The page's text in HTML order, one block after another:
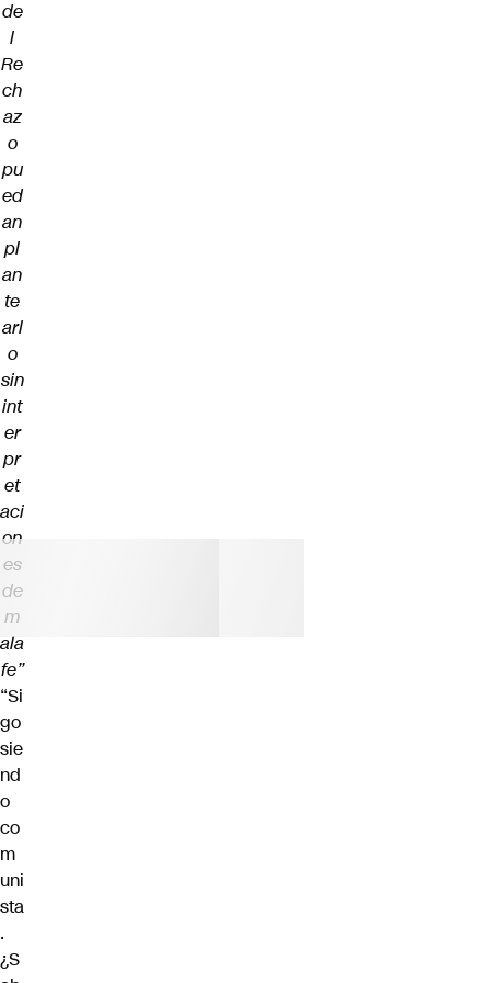
de
l
Re
ch
az
o
pu
ed
an
pl
an
te
arl
o
sin
int
er
pr
et
aci
on
es
de
m
ala
fe”
“Si
go
sie
nd
o
co
m
uni
sta
.
¿S